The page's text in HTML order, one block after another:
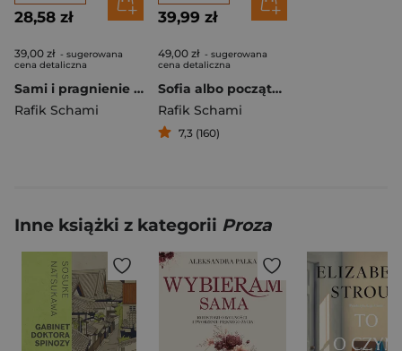
28,58 zł
39,00 zł - sugerowana
cena detaliczna
Sami i pragnienie wolności
Rafik Schami
39,99 zł
49,00 zł - sugerowana
cena detaliczna
Sofia albo początek wszystkich historii
Rafik Schami
7,3 (160)
Inne książki z kategorii Proza